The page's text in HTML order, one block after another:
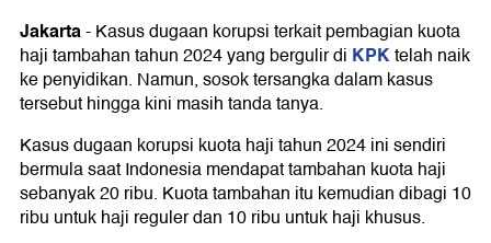
Jakarta-Kasus dugaan korupsi terkait pembagian kuota
haji tambahan tahun 2024 yang bergulir di KPKtelah naik
ke penyidikan. Namun, sosok tersangka dalam kasus
tersebut hingga kini masih tanda tanya.
Kasus dugaan korupsi kuota haji tahun 2024 ini sendiri
bermula saat Indonesia mendapat tambahan kuota haji
sebanyak 20 ribu. Kuota tambahan itu kemudian dibagi 10
ribu untuk haji reguler dan 10 ribu untuk haji khusus.